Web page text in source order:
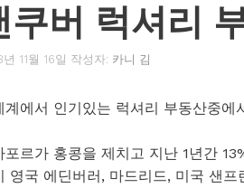
쿠버 럭셔리
11월 16일 작성자: 카니 김
계에서 인기있는 럭셔리 부동산중
포르가 홍콩을 제치고 지난 1년간
영국 에딘버러, 마드리드, 미국 샌